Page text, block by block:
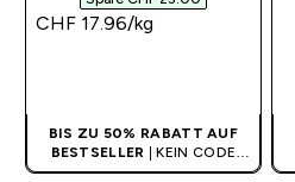
CHF 17.96‎/kg
BIS ZU 50% RABATT AUF
BESTSELLER
| KEIN CODE
BENÖTIGT